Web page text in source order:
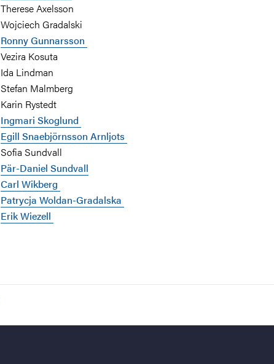
Therese Axelsson
Wojciech Gradalski
Ronny Gunnarsson
Vezira Kosuta
Ida Lindman
Stefan Malmberg
Karin Rystedt
Ingmari Skoglund
Egill Snaebjörnsson Arnljots
Sofia Sundvall
Pär-Daniel Sundvall
Carl Wikberg
Patrycja Woldan-Gradalska
Erik Wiezell